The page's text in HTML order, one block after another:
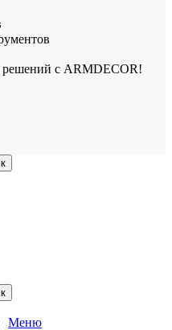
решений с ARMDECOR!
Меню